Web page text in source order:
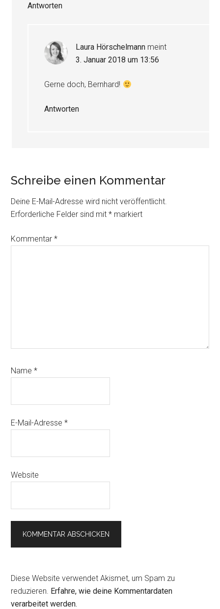
Antworten
Laura Hörschelmann meint
3. Januar 2018 um 13:56
Gerne doch, Bernhard!
Antworten
Schreibe einen Kommentar
Deine E-Mail-Adresse wird nicht veröffentlicht.
Erforderliche Felder sind mit* markiert
Kommentar*
Name*
E-Mail-Adresse*
Website
Diese Website verwendet Akismet, um Spam zu
reduzieren. Erfahre, wie deine Kommentardaten
verarbeitet werden.